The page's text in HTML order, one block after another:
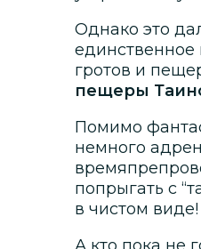
Однако это
единственное
гротов и
пещеры
Помимо
немного
попрыгать с
в чистом виде!
А кто пока не